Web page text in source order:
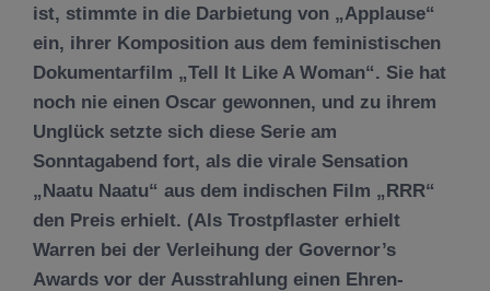
ist, stimmte in die Darbietung von „Applause“
ein, ihrer Komposition aus dem feministischen
Dokumentarfilm „Tell It Like A Woman“. Sie hat
noch nie einen Oscar gewonnen, und zu ihrem
Unglück setzte sich diese Serie am
Sonntagabend fort, als die virale Sensation
„Naatu Naatu“ aus dem indischen Film „RRR“
den Preis erhielt. (Als Trostpflaster erhielt
Warren bei der Verleihung der Governor’s
Awards vor der Ausstrahlung einen Ehren-